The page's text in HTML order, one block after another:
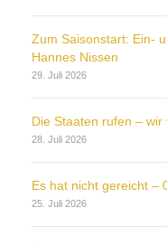
Zum Saisonstart: Ein-
Hannes Nissen
29. Juli 2026
Die Staaten rufen –
28. Juli 2026
Es hat nicht gereicht –
25. Juli 2026